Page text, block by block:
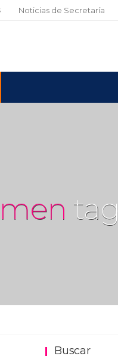
Noticias de Secretaría
tag
Buscar